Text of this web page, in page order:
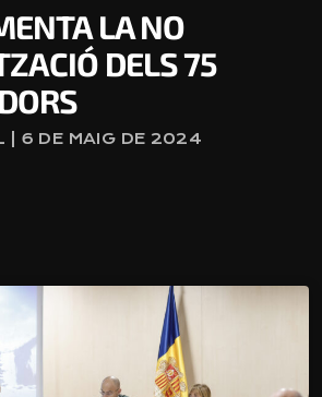
LA NO
DELS 75
| 6 DE MAIG DE 2024